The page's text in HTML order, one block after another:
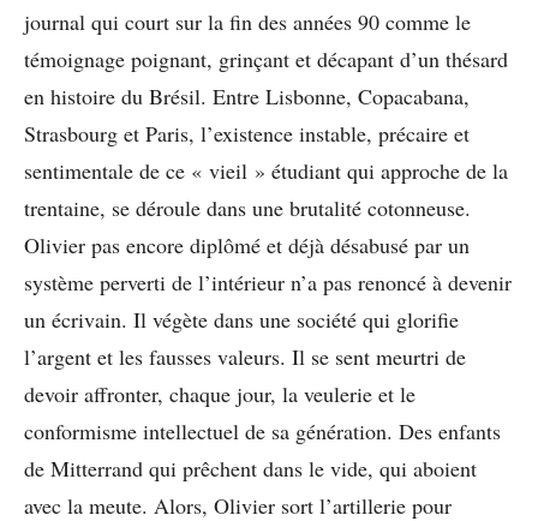
journal qui court sur la fin des années 90 comme le
témoignage poignant, grinçant et décapant d’un thésard
en histoire du Brésil. Entre Lisbonne, Copacabana,
Strasbourg et Paris, l’existence instable, précaire et
sentimentale de ce « vieil » étudiant qui approche de la
trentaine, se déroule dans une brutalité cotonneuse.
Olivier pas encore diplômé et déjà désabusé par un
système perverti de l’intérieur n’a pas renoncé à devenir
un écrivain. Il végète dans une société qui glorifie
l’argent et les fausses valeurs. Il se sent meurtri de
devoir affronter, chaque jour, la veulerie et le
conformisme intellectuel de sa génération. Des enfants
de Mitterrand qui prêchent dans le vide, qui aboient
avec la meute. Alors, Olivier sort l’artillerie pour